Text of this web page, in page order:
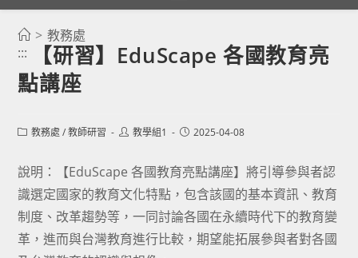
> 教務處
:::
【研習】EduScape 各國教育亮
點講座
Post教務處 / 教師研習
Post教學組1
Post2025-04-08
說明：【EduScape 各國教育亮點講座】將引導參與者認
識選定國家的教育文化特點，包含該國的基本資訊、教育
制度、改革趨勢等，一同討論各國在永續時代下的教育變
革，進而與台灣教育進行比較，期望能拓展參與者對各國